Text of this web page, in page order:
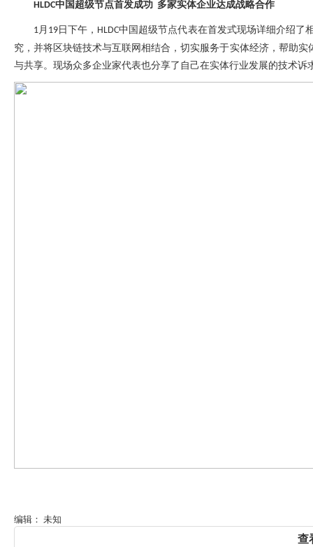
HLDC中国超级节点首发成功 多家实体企业达成战略合作
1月 19日下午， HLDC中国超级节点代表在首发式现场详细介绍了
究，并将区块链技术与互联网相结合，切实服务于实体经济，帮助
与共享。现场众多企业家代表也分享了自己在实体行业发展的技术诉
编辑： 未知
查